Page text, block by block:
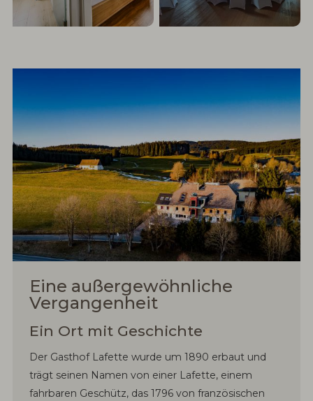
Eine außergewöhnliche
Vergangenheit
Ein Ort mit Geschichte
Der Gasthof Lafette wurde um 1890 erbaut und
trägt seinen Namen von einer Lafette, einem
fahrbaren Geschütz, das 1796 von französischen